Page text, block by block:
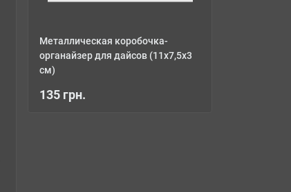
Металлическая коробочка-
органайзер для дайсов (11х7,5х3
см)
135 грн.